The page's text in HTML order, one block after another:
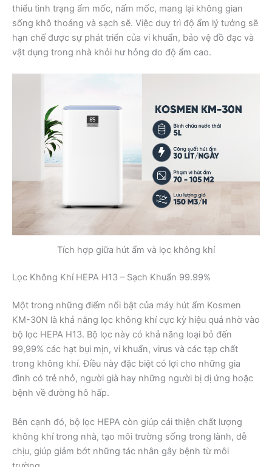
thiểu tình trạng ẩm mốc, nấm mốc, mang lại không gian
sống khô thoáng và sạch sẽ. Việc duy trì độ ẩm lý tưởng sẽ
hạn chế được sự phát triển của vi khuẩn, bảo vệ đồ đạc và
vật dụng trong nhà khỏi hư hỏng do độ ẩm cao.
Tích hợp giữa hút ẩm và lọc không khí
Lọc Không Khí HEPA H13 – Sạch Khuẩn 99.99%
Một trong những điểm nổi bật của máy hút ẩm Kosmen
KM-30N là khả năng lọc không khí cực kỳ hiệu quả nhờ vào
bộ lọc HEPA H13. Bộ lọc này có khả năng loại bỏ đến
99,99% các hạt bụi mịn, vi khuẩn, virus và các tạp chất
trong không khí. Điều này đặc biệt có lợi cho những gia
đình có trẻ nhỏ, người già hay những người bị dị ứng hoặc
bệnh về đường hô hấp.
Bên cạnh đó, bộ lọc HEPA còn giúp cải thiện chất lượng
không khí trong nhà, tạo môi trường sống trong lành, dễ
chịu, giúp giảm bớt những tác nhân gây bệnh từ môi